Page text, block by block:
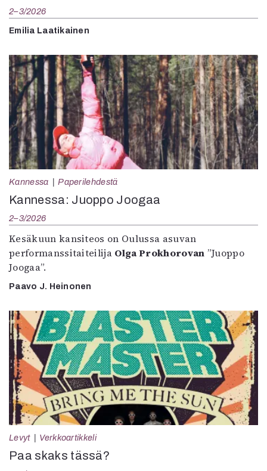
2–3/2026
Emilia Laatikainen
Kannessa Paperilehdestä
Kannessa: Juoppo Joogaa
2–3/2026
Kesäkuun kansiteos on Oulussa asuvan
performanssitaiteilija Olga Prokhorovan ”Juoppo
Joogaa”.
Paavo J. Heinonen
Levyt Verkkoartikkeli
Paa skaks tässä?